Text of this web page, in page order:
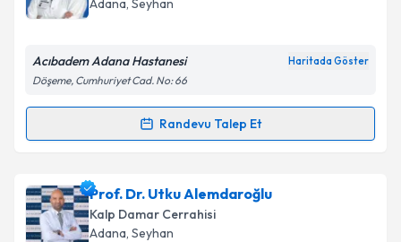
Adana, Seyhan
Acıbadem Adana Hastanesi Haritada Göster
Döşeme, Cumhuriyet Cad. No: 66
Randevu Talep Et
Randevu Takvimi Talebi
Doç. Dr. Gülcan Abalıiçin randevu takvimi talebi
oluşturun. Size bu uzmandan randevu almanız için bir
takvim hazırlandığında e-posta ile bilgilendireceğiz.
Prof. Dr. Utku Alemdaroğlu
Kalp Damar Cerrahisi
Adana, Seyhan